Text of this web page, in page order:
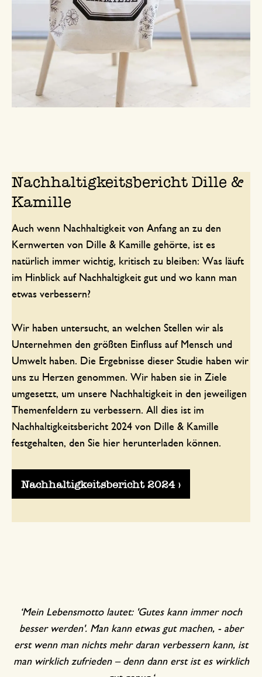
Nachhaltigkeitsbericht Dille &
Kamille
Auch wenn Nachhaltigkeit von Anfang an zu den
Kernwerten von Dille & Kamille gehörte, ist es
natürlich immer wichtig, kritisch zu bleiben: Was läuft
im Hinblick auf Nachhaltigkeit gut und wo kann man
etwas verbessern?
Wir haben untersucht, an welchen Stellen wir als
Unternehmen den größten Einfluss auf Mensch und
Umwelt haben. Die Ergebnisse dieser Studie haben wir
uns zu Herzen genommen. Wir haben sie in Ziele
umgesetzt, um unsere Nachhaltigkeit in den jeweiligen
Themenfeldern zu verbessern. All dies ist im
Nachhaltigkeitsbericht 2024 von Dille & Kamille
festgehalten, den Sie hier herunterladen können.
Nachhaltigkeitsbericht 2024 >
‘Mein Lebensmotto lautet: 'Gutes kann immer noch
besser werden'. Man kann etwas gut machen, - aber
erst wenn man nichts mehr daran verbessern kann, ist
man wirklich zufrieden – denn dann erst ist es wirklich